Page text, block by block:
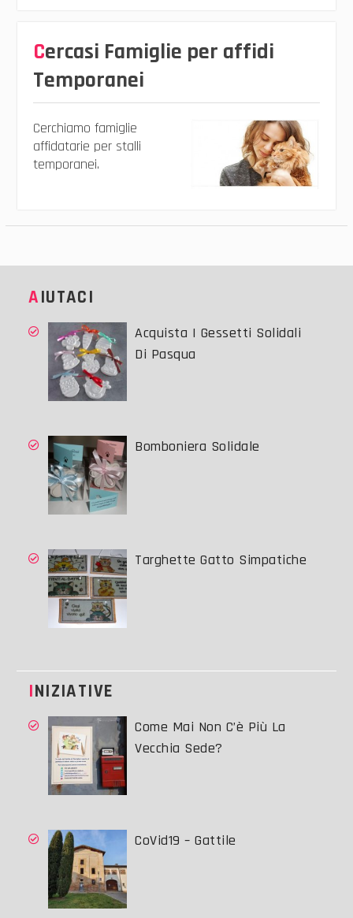
Cercasi Famiglie per affidi
Temporanei
Cerchiamo famiglie
affidatarie per stalli
temporanei.
AIUTACI
Acquista I Gessetti Solidali
Di Pasqua
Bomboniera Solidale
Targhette Gatto Simpatiche
INIZIATIVE
Come Mai Non C’è Più La
Vecchia Sede?
CoVid19 – Gattile